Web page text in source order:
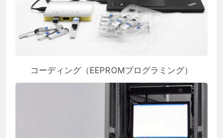
コーディング（EEPROMプログラミング）